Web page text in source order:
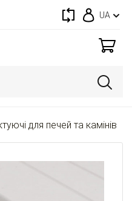
UA
для печей та камінів